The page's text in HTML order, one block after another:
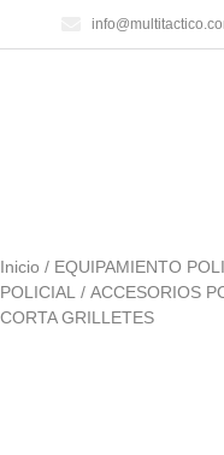
Inicio / EQUIPAMIENTO
POLICIAL / ACCESORIOS
CORTA GRILLETES